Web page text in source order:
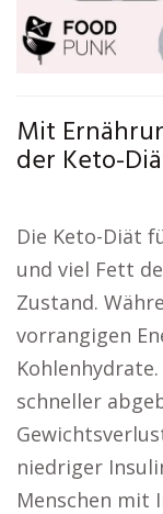
Mit
der Keto-
Die Keto-Diät
und viel Fett
Zustand.
vorrangigen
schneller
niedriger
Menschen mit